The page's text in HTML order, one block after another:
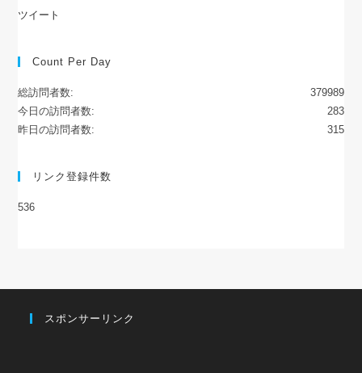
ツイート
Count Per Day
379989
総訪問者数:
283
今日の訪問者数:
315
昨日の訪問者数:
リンク登録件数
536
スポンサーリンク